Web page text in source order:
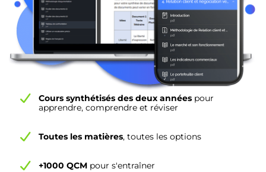
Cours synthétisés des deux années pour
apprendre, comprendre et réviser
Toutes les matières, toutes les options
+1000 QCM pour s'entraîner